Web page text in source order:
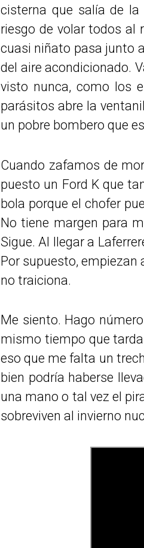
cisterna que salía de
riesgo de volar todos al
cuasi niñato pasa junto
del aire acondicionado.
visto nunca, como los
parásitos abre la
un pobre bombero que
Cuando zafamos de
puesto un Ford K que
bola porque el chofer
No tiene margen para
Sigue. Al llegar a
Por supuesto, empiezan
no traiciona.
Me siento. Hago
mismo tiempo que
eso que me falta un
bien podría haberse
una mano o tal vez el
sobreviven al invierno